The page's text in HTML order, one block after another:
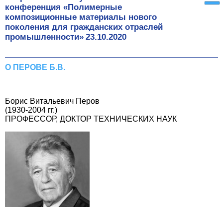
конференция «Полимерные
композиционные материалы нового
поколения для гражданских отраслей
промышленности» 23.10.2020
О ПЕРОВЕ Б.В.
Борис Витальевич Перов
(1930-2004 гг.)
ПРОФЕССОР, ДОКТОР ТЕХНИЧЕСКИХ НАУК